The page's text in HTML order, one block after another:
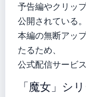
予告編やクリッ
公開されている。
本編の無断アッ
たるため、
公式配信サービ
「魔女」シ